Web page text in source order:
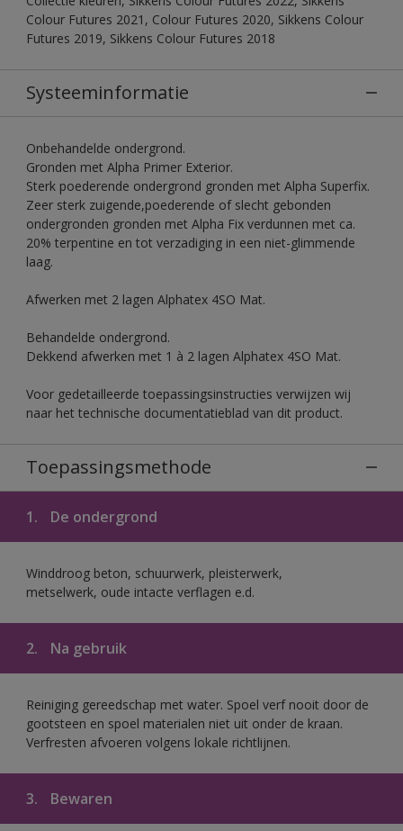
Colour Futures 2021, Colour Futures 2020, Sikkens Colour
Futures 2019, Sikkens Colour Futures 2018
Systeeminformatie
Onbehandelde ondergrond.
Gronden met Alpha Primer Exterior.
Sterk poederende ondergrond gronden met Alpha Superfix.
Zeer sterk zuigende,poederende of slecht gebonden
ondergronden gronden met Alpha Fix verdunnen met ca.
20% terpentine en tot verzadiging in een niet-glimmende
laag.
Afwerken met 2 lagen Alphatex 4SO Mat.
Behandelde ondergrond.
Dekkend afwerken met 1 à 2 lagen Alphatex 4SO Mat.
Voor gedetailleerde toepassingsinstructies verwijzen wij
naar het technische documentatieblad van dit product.
Toepassingsmethode
1. De ondergrond
Winddroog beton, schuurwerk, pleisterwerk,
metselwerk, oude intacte verflagen e.d.
2. Na gebruik
Reiniging gereedschap met water. Spoel verf nooit door de
gootsteen en spoel materialen niet uit onder de kraan.
Verfresten afvoeren volgens lokale richtlijnen.
3. Bewaren